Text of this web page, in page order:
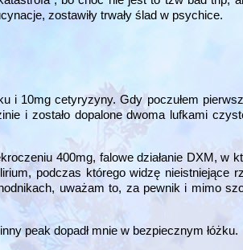
zostawiły trwały ślad w psychice.
i 10mg cetyryzyny. Gdy poczułem
i zostało dopalone dwoma lufkami
400mg, falowe działanie DXM, w
podczas którego widzę nieistniejące
uważam to, za pewnik i mimo
peak dopadł mnie w bezpiecznym łóżku.